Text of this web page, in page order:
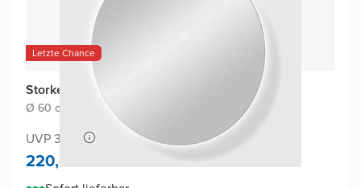
Letzte Chance
Storke Disc Badspiegel
Ø 60 cm Spiegel ohne Rahmen
UVP 345,-
220,-